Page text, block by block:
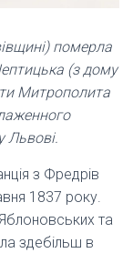
померла
(з дому
Митрополита
Львові.
з Фредрів
1837 року.
та
здебільш в